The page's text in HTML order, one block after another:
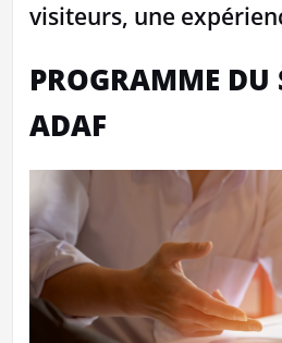
visiteurs, une
PROGRAMME
ADAF